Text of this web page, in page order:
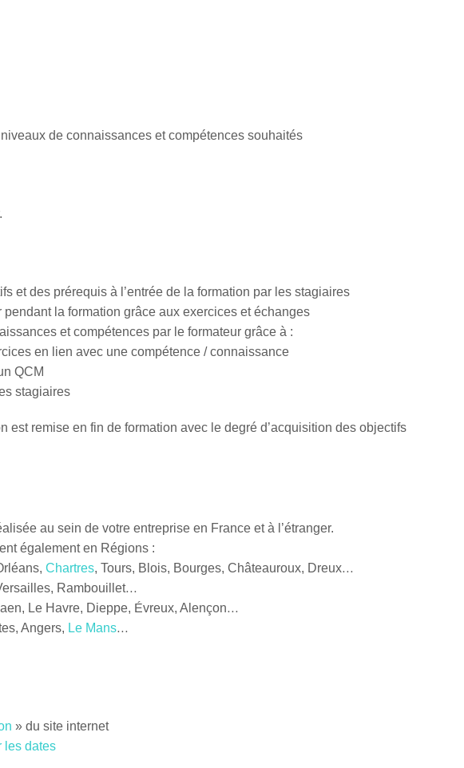
de connaissances et compétences souhaités
et des prérequis à l’entrée de la formation par les stagiaires
pendant la formation grâce aux exercices et échanges
et compétences par le formateur grâce à :
en lien avec une compétence / connaissance
QCM
stagiaires
est remise en fin de formation avec le degré d’acquisition des objectifs
au sein de votre entreprise en France et à l’étranger.
également en Régions :
Chartres, Tours, Blois, Bourges, Châteauroux, Dreux…
Rambouillet…
Le Havre, Dieppe, Évreux, Alençon…
Angers, Le Mans…
» du site internet
les dates